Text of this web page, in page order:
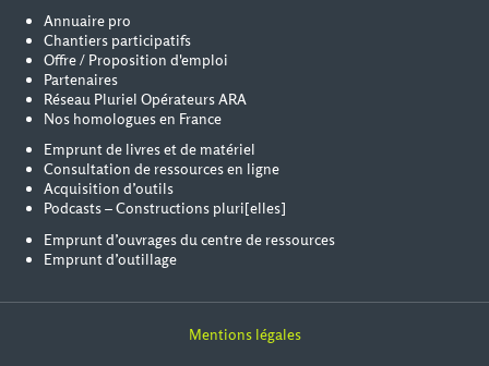
Annuaire pro
Chantiers participatifs
Offre / Proposition d'emploi
Partenaires
Réseau Pluriel Opérateurs ARA
Nos homologues en France
Emprunt de livres et de matériel
Consultation de ressources en ligne
Acquisition d’outils
Podcasts – Constructions pluri[elles]
Emprunt d’ouvrages du centre de ressources
Emprunt d’outillage
Mentions légales